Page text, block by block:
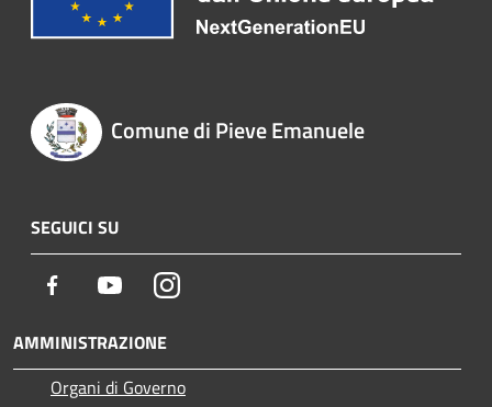
Comune di Pieve Emanuele
SEGUICI SU
Facebook YoutubeInstagram
AMMINISTRAZIONE
Organi di Governo